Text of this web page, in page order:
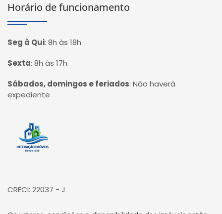
Horário de funcionamento
Seg à Qui: 8h às 18h
Sexta: 8h às 17h
Sábados, domingos e feriados: Não haverá
expediente
Página inicial
CRECI: 22037 - J